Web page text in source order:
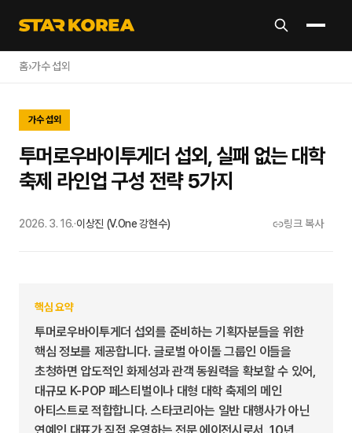
홈›가수 섭외
가수 섭외
투머로우바이투게더 섭외, 실패 없는 대학
축제 라인업 구성 전략 5가지
2026. 3. 16.·이상진 (V.One 강현수) 링크 복사
핵심 요약
투머로우바이투게더 섭외를 준비하는 기획자분들을 위한
핵심 정보를 제공합니다. 글로벌 아이돌 그룹인 이들을
초청하면 압도적인 화제성과 관객 동원력을 확보할 수 있어,
대규모 K-POP 페스티벌이나 대형 대학 축제의 메인
아티스트로 적합합니다. 스타코리아는 일반 대행사가 아닌